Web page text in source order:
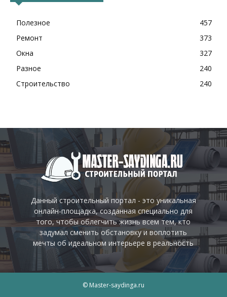
Полезное
457
Ремонт
373
Окна
327
Разное
240
Строительство
240
Данный строительный портал - это уникальная
онлайн-площадка, созданная специально для
того, чтобы облегчить жизнь всем тем, кто
задумал сменить обстановку и воплотить
мечты об идеальном интерьере в реальность
© Master-saydinga.ru